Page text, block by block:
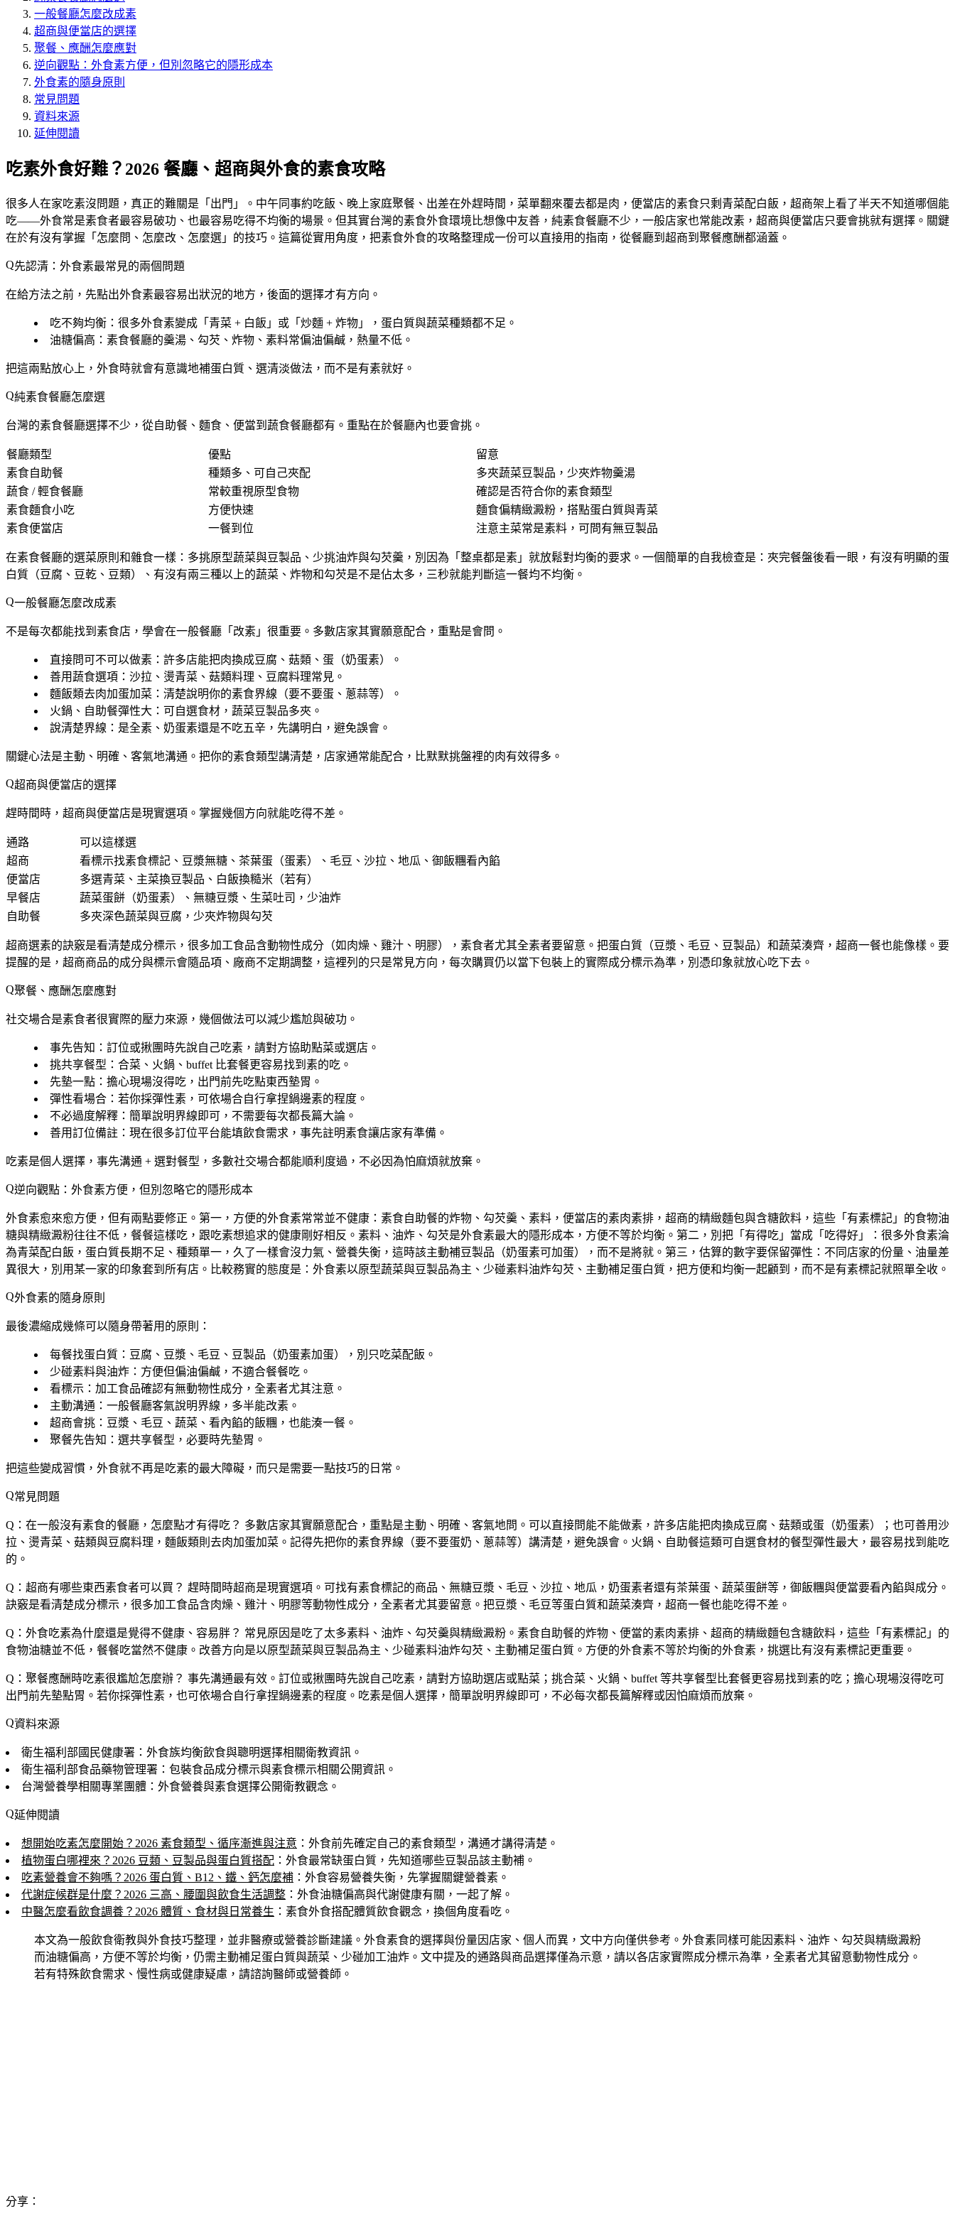
一般餐廳怎麼改成素
超商與便當店的選擇
聚餐、應酬怎麼應對
逆向觀點：外食素方便，但別忽略它的隱形成本
外食素的隨身原則
常見問題
資料來源
延伸閱讀
吃素外食好難？2026 餐廳、超商與外食的素食攻略
很多人在家吃素沒問題，真正的難關是「出門」。中午同事約吃飯、晚上家庭聚餐、出差在外趕時間，菜單翻來覆去都是肉，便當店的素食只剩青菜配白飯，超商架上看了半天不知道哪個能
吃——外食常是素食者最容易破功、也最容易吃得不均衡的場景。但其實台灣的素食外食環境比想像中友善，純素食餐廳不少，一般店家也常能改素，超商與便當店只要會挑就有選擇。關鍵
在於有沒有掌握「怎麼問、怎麼改、怎麼選」的技巧。這篇從實用角度，把素食外食的攻略整理成一份可以直接用的指南，從餐廳到超商到聚餐應酬都涵蓋。
先認清：外食素最常見的兩個問題
在給方法之前，先點出外食素最容易出狀況的地方，後面的選擇才有方向。
吃不夠均衡 ：很多外食素變成「青菜 + 白飯」或「炒麵 + 炸物」，蛋白質與蔬菜種類都不足。
油糖偏高 ：素食餐廳的羹湯、勾芡、炸物、素料常偏油偏鹹，熱量不低。
把這兩點放心上，外食時就會有意識地補蛋白質、選清淡做法，而不是有素就好。
純素食餐廳怎麼選
台灣的素食餐廳選擇不少，從自助餐、麵食、便當到蔬食餐廳都有。重點在於餐廳內也要會挑。
餐廳類型 優點
留意
素食自助餐
種類多、可自己夾配
多夾蔬菜豆製品，少夾炸物羹湯
蔬食 / 輕食餐廳
常較重視原型食物
確認是否符合你的素食類型
素食麵食小吃
方便快速
麵食偏精緻澱粉，搭點蛋白質與青菜
素食便當店
一餐到位 注意主菜常是素料，可問有無豆製品
在素食餐廳的選菜原則和雜食一樣： 多挑原型蔬菜與豆製品、少挑油炸與勾芡羹 ，別因為「整桌都是素」就放鬆對均衡的要求。一個簡單的自我檢查是：夾完餐盤後看一眼，有沒有明顯的蛋
白質（豆腐、豆乾、豆類）、有沒有兩三種以上的蔬菜、炸物和勾芡是不是佔太多，三秒就能判斷這一餐均不均衡。
一般餐廳怎麼改成素
不是每次都能找到素食店，學會在一般餐廳「改素」很重要。多數店家其實願意配合，重點是會問。
直接問可不可以做素 ：許多店能把肉換成豆腐、菇類、蛋（奶蛋素）。
善用蔬食選項 ：沙拉、燙青菜、菇類料理、豆腐料理常見。
麵飯類去肉加蛋加菜 ：清楚說明你的素食界線（要不要蛋、蔥蒜等）。
火鍋、自助餐彈性大 ：可自選食材，蔬菜豆製品多夾。
說清楚界線 ：是全素、奶蛋素還是不吃五辛，先講明白，避免誤會。
關鍵心法是主動、明確、客氣地溝通 。把你的素食類型講清楚，店家通常能配合，比默默挑盤裡的肉有效得多。
超商與便當店的選擇
趕時間時，超商與便當店是現實選項。掌握幾個方向就能吃得不差。
通路
可以這樣選
超商
看標示找素食標記、豆漿無糖、茶葉蛋（蛋素）、毛豆、沙拉、地瓜、御飯糰看內餡
便當店
多選青菜、主菜換豆製品、白飯換糙米（若有）
早餐店
蔬菜蛋餅（奶蛋素）、無糖豆漿、生菜吐司，少油炸
自助餐
多夾深色蔬菜與豆腐，少夾炸物與勾芡
超商選素的訣竅是看清楚成分標示 ，很多加工食品含動物性成分（如肉燥、雞汁、明膠），素食者尤其全素者要留意。把蛋白質（豆漿、毛豆、豆製品）和蔬菜湊齊，超商一餐也能像樣。要
提醒的是，超商商品的成分與標示會隨品項、廠商不定期調整，這裡列的只是常見方向， 每次購買仍以當下包裝上的實際成分標示為準 ，別憑印象就放心吃下去。
聚餐、應酬怎麼應對
社交場合是素食者很實際的壓力來源，幾個做法可以減少尷尬與破功。
事先告知 ：訂位或揪團時先說自己吃素，請對方協助點菜或選店。
挑共享餐型 ：合菜、火鍋、buffet 比套餐更容易找到素的吃。
先墊一點 ：擔心現場沒得吃，出門前先吃點東西墊胃。
彈性看場合 ：若你採彈性素，可依場合自行拿捏鍋邊素的程度。
不必過度解釋 ：簡單說明界線即可，不需要每次都長篇大論。
善用訂位備註 ：現在很多訂位平台能填飲食需求，事先註明素食讓店家有準備。
吃素是個人選擇， 事先溝通 + 選對餐型 ，多數社交場合都能順利度過，不必因為怕麻煩就放棄。
逆向觀點：外食素方便，但別忽略它的隱形成本
外食素愈來愈方便，但有兩點要修正。第一， 方便的外食素常常並不健康 ：素食自助餐的炸物、勾芡羹、素料，便當店的素肉素排，超商的精緻麵包與含糖飲料，這些「有素標記」的食物油
糖與精緻澱粉往往不低，餐餐這樣吃，跟吃素想追求的健康剛好相反。素料、油炸、勾芡是外食素最大的隱形成本，方便不等於均衡。第二， 別把「有得吃」當成「吃得好」
：很多外食素淪
為青菜配白飯，蛋白質長期不足、種類單一，久了一樣會沒力氣、營養失衡，這時該主動補豆製品（奶蛋素可加蛋），而不是將就。第三， 估算的數字要保留彈性 ：不同店家的份量、油量差
異很大，別用某一家的印象套到所有店。比較務實的態度是：外食素以原型蔬菜與豆製品為主、少碰素料油炸勾芡、主動補足蛋白質，把方便和均衡一起顧到，而不是有素標記就照單全收。
外食素的隨身原則
最後濃縮成幾條可以隨身帶著用的原則：
每餐找蛋白質 ：豆腐、豆漿、毛豆、豆製品（奶蛋素加蛋），別只吃菜配飯。
少碰素料與油炸 ：方便但偏油偏鹹，不適合餐餐吃。
看標示 ：加工食品確認有無動物性成分，全素者尤其注意。
主動溝通 ：一般餐廳客氣說明界線，多半能改素。
超商會挑 ：豆漿、毛豆、蔬菜、看內餡的飯糰，也能湊一餐。
聚餐先告知 ：選共享餐型，必要時先墊胃。
把這些變成習慣，外食就不再是吃素的最大障礙，而只是需要一點技巧的日常。
常見問題
Q：在一般沒有素食的餐廳，怎麼點才有得吃？ 多數店家其實願意配合，重點是主動、明確、客氣地問。可以直接問能不能做素，許多店能把肉換成豆腐、菇類或蛋（奶蛋素）；也可善用沙
拉、燙青菜、菇類與豆腐料理，麵飯類則去肉加蛋加菜。記得先把你的素食界線（要不要蛋奶、蔥蒜等）講清楚，避免誤會。火鍋、自助餐這類可自選食材的餐型彈性最大，最容易找到能吃
的。
Q：超商有哪些東西素食者可以買？ 趕時間時超商是現實選項。可找有素食標記的商品、無糖豆漿、毛豆、沙拉、地瓜，奶蛋素者還有茶葉蛋、蔬菜蛋餅等，御飯糰與便當要看內餡與成分。
訣竅是看清楚成分標示，很多加工食品含肉燥、雞汁、明膠等動物性成分，全素者尤其要留意。把豆漿、毛豆等蛋白質和蔬菜湊齊，超商一餐也能吃得不差。
Q：外食吃素為什麼還是覺得不健康、容易胖？ 常見原因是吃了太多素料、油炸、勾芡羹與精緻澱粉。素食自助餐的炸物、便當的素肉素排、超商的精緻麵包含糖飲料，這些「有素標記」的
食物油糖並不低，餐餐吃當然不健康。改善方向是以原型蔬菜與豆製品為主、少碰素料油炸勾芡、主動補足蛋白質。方便的外食素不等於均衡的外食素，挑選比有沒有素標記更重要。
Q：聚餐應酬時吃素很尷尬怎麼辦？ 事先溝通最有效。訂位或揪團時先說自己吃素，請對方協助選店或點菜；挑合菜、火鍋、buffet 等共享餐型比套餐更容易找到素的吃；擔心現場沒得吃可
出門前先墊點胃。若你採彈性素，也可依場合自行拿捏鍋邊素的程度。吃素是個人選擇，簡單說明界線即可，不必每次都長篇解釋或因怕麻煩而放棄。
資料來源
衛生福利部國民健康署：外食族均衡飲食與聰明選擇相關衛教資訊。
衛生福利部食品藥物管理署：包裝食品成分標示與素食標示相關公開資訊。
台灣營養學相關專業團體：外食營養與素食選擇公開衛教觀念。
延伸閱讀
想開始吃素怎麼開始？2026 素食類型、循序漸進與注意 ：外食前先確定自己的素食類型，溝通才講得清楚。
植物蛋白哪裡來？2026 豆類、豆製品與蛋白質搭配 ：外食最常缺蛋白質，先知道哪些豆製品該主動補。
吃素營養會不夠嗎？2026 蛋白質、B12、鐵、鈣怎麼補 ：外食容易營養失衡，先掌握關鍵營養素。
代謝症候群是什麼？2026 三高、腰圍與飲食生活調整 ：外食油糖偏高與代謝健康有關，一起了解。
中醫怎麼看飲食調養？2026 體質、食材與日常養生 ：素食外食搭配體質飲食觀念，換個角度看吃。
本文為一般飲食衛教與外食技巧整理，並非醫療或營養診斷建議。外食素食的選擇與份量因店家、個人而異，文中方向僅供參考。外食素同樣可能因素料、油炸、勾芡與精緻澱粉
而油糖偏高，方便不等於均衡，仍需主動補足蛋白質與蔬菜、少碰加工油炸。文中提及的通路與商品選擇僅為示意，請以各店家實際成分標示為準，全素者尤其留意動物性成分。
若有特殊飲食需求、慢性病或健康疑慮，請諮詢醫師或營養師。
分享：